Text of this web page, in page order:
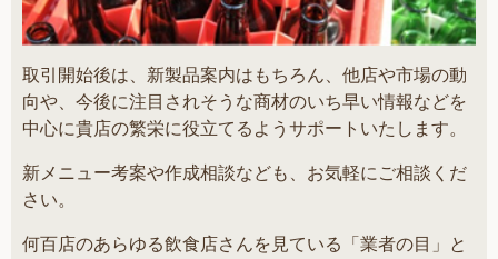
取引開始後は、新製品案内はもちろん、他店や市場の動
向や、今後に注目されそうな商材のいち早い情報などを
中心に貴店の繁栄に役立てるようサポートいたします。
新メニュー考案や作成相談なども、お気軽にご相談くだ
さい。
何百店のあらゆる飲食店さんを見ている「業者の目」と